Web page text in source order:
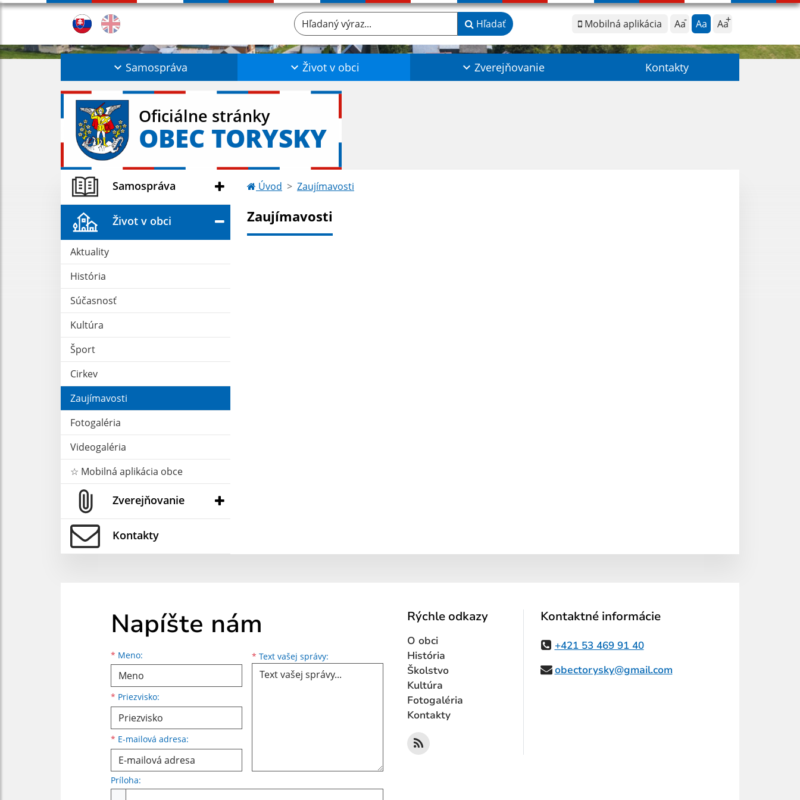
Mobilná aplikácia Aa Aa Aa
Hľadaný výraz... Hľadať
Samospráva Život v obci Zverejňovanie Kontakty
Oficiálne stránky
OBEC TORYSKY
Samospráva
Život v obci
Aktuality
História
Súčasnosť
Kultúra
Šport
Cirkev
Zaujímavosti
Fotogaléria
Videogaléria
☆ Mobilná aplikácia obce
Zverejňovanie
Kontakty
Úvod Zaujímavosti
Zaujímavosti
Napíšte nám
* Meno:
Meno
* Priezvisko:
Priezvisko
* E-mailová adresa:
E-mailová adresa * Text vašej správy: Text vašej správy...
Príloha:
Rýchle odkazy
O obci
História
Školstvo
Kultúra
Fotogaléria
Kontakty
Kontaktné informácie
+421 53 469 91 40
obectorysky@gmail.com